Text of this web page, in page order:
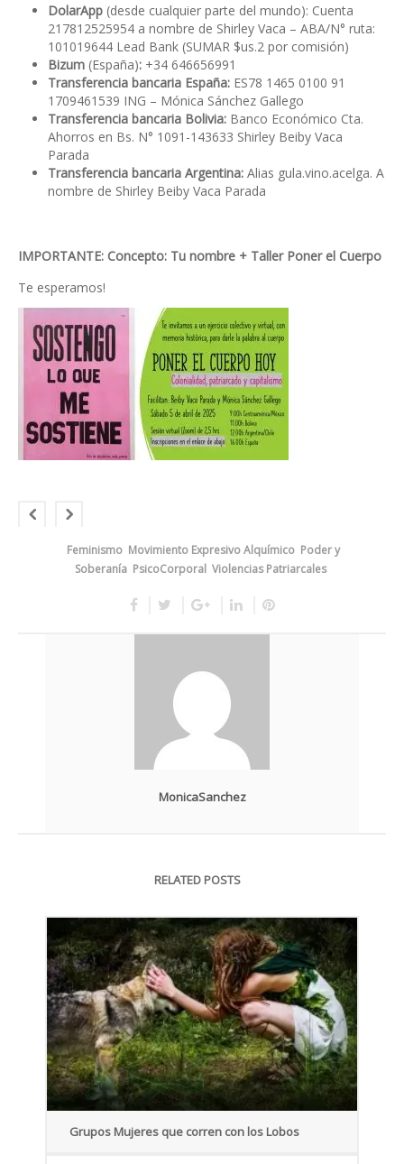
DolarApp (desde cualquier parte del mundo): Cuenta
217812525954 a nombre de Shirley Vaca – ABA/N° ruta:
101019644 Lead Bank (SUMAR $us.2 por comisión)
Bizum (España):+34 646656991
Transferencia bancaria España: ES78 1465 0100 91
1709461539 ING – Mónica Sánchez Gallego
Transferencia bancaria Bolivia:Banco Económico Cta.
Ahorros en Bs. N° 1091-143633 Shirley Beiby Vaca
Parada
Transferencia bancaria Argentina:Alias gula.vino.acelga. A
nombre de Shirley Beiby Vaca Parada
IMPORTANTE: Concepto: Tu nombre + Taller Poner el Cuerpo
Te esperamos!
Feminismo Movimiento Expresivo Alquímico Poder y
Soberanía PsicoCorporal Violencias Patriarcales
MonicaSanchez
RELATED POSTS
Grupos Mujeres que corren con los Lobos